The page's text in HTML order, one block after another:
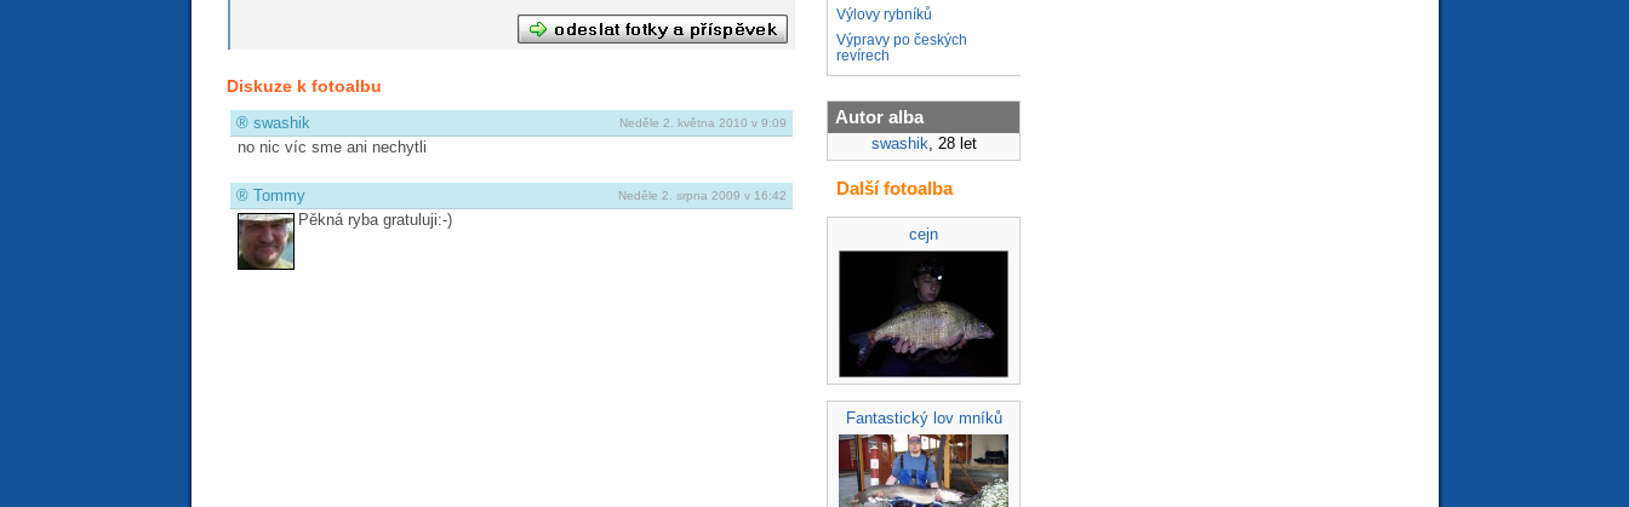
Diskuze k fotoalbu
Neděle 2. května 2010 v 9:09
® swashik
no nic víc sme ani nechytli
Neděle 2. srpna 2009 v 16:42
® Tommy
Pěkná ryba gratuluji:-)
Výlovy rybníků
Výpravy po českých
revírech
Autor alba
swashik, 28 let
Další fotoalba
cejn
Fantastický lov mníků